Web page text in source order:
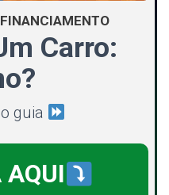
Carro:
guia
AQUI